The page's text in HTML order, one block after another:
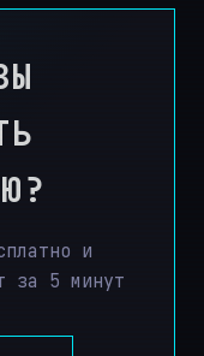
и
за 5 минут